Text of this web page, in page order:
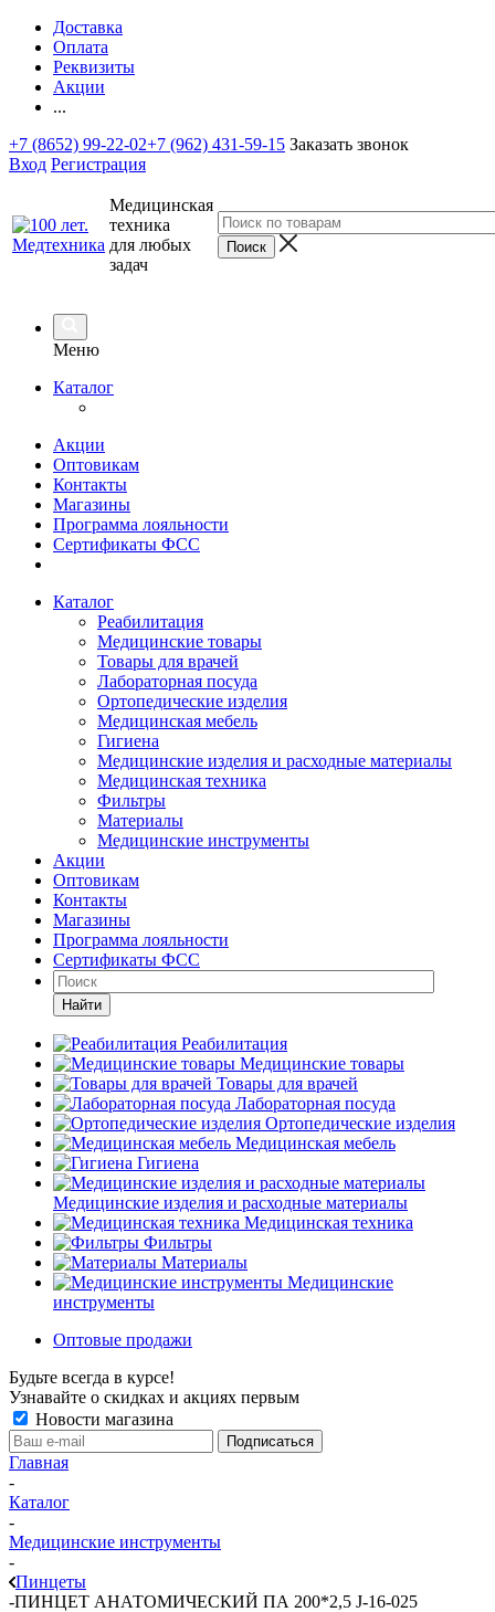
Доставка
Оплата
Реквизиты
Акции
...
+7 (8652) 99-22-02+7 (962) 431-59-15 Заказать звонок
Вход Регистрация
Медицинская
техника
для любых
задач
Меню
Каталог
Акции
Оптовикам
Контакты
Магазины
Программа лояльности
Сертификаты ФСС
Каталог
Реабилитация
Медицинские товары
Товары для врачей
Лабораторная посуда
Ортопедические изделия
Медицинская мебель
Гигиена
Медицинские изделия и расходные материалы
Медицинская техника
Фильтры
Материалы
Медицинские инструменты
Акции
Оптовикам
Контакты
Магазины
Программа лояльности
Сертификаты ФСС
Найти
Реабилитация
Медицинские товары
Товары для врачей
Лабораторная посуда
Ортопедические изделия
Медицинская мебель
Гигиена
Медицинские изделия и расходные материалы
Медицинская техника
Фильтры
Материалы
Медицинские
инструменты
Оптовые продажи
Будьте всегда в курсе!
Узнавайте о скидках и акциях первым
Новости магазина
Главная
-
Каталог
-
Медицинские инструменты
-
Пинцеты
-ПИНЦЕТ АНАТОМИЧЕСКИЙ ПА 200*2,5 J-16-025